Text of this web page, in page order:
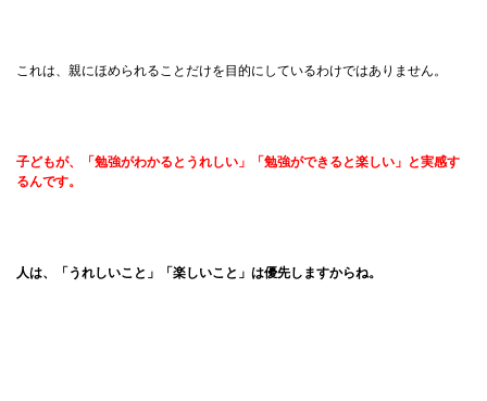
これは、親にほめられることだけを目的にしているわけではありません。
子どもが、「勉強がわかるとうれしい」「勉強ができると楽しい」と実感す
るんです。
人は、「うれしいこと」「楽しいこと」は優先しますからね。